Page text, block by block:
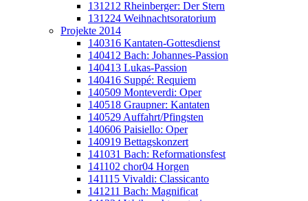
131212 Rheinberger: Der Stern
131224 Weihnachtsoratorium
Projekte 2014
140316 Kantaten-Gottesdienst
140412 Bach: Johannes-Passion
140413 Lukas-Passion
140416 Suppé: Requiem
140509 Monteverdi: Oper
140518 Graupner: Kantaten
140529 Auffahrt/Pfingsten
140606 Paisiello: Oper
140919 Bettagskonzert
141031 Bach: Reformationsfest
141102 chor04 Horgen
141115 Vivaldi: Classicanto
141211 Bach: Magnificat